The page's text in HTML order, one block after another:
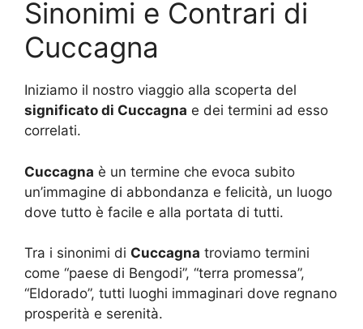
Sinonimi e Contrari di
Cuccagna
Iniziamo il nostro viaggio alla scoperta del
significato di Cuccagna e dei termini ad esso
correlati.
Cuccagna è un termine che evoca subito
un’immagine di abbondanza e felicità, un luogo
dove tutto è facile e alla portata di tutti.
Tra i sinonimi di Cuccagna troviamo termini
come “paese di Bengodi”, “terra promessa”,
“Eldorado”, tutti luoghi immaginari dove regnano
prosperità e serenità.